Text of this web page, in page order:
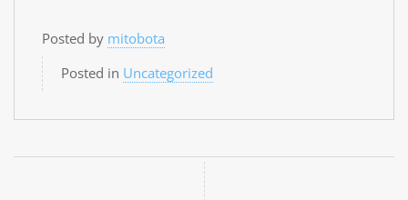
Posted by mitobota
Posted in Uncategorized